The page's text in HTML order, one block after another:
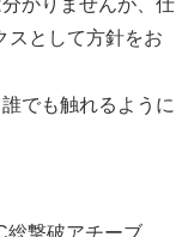
かりませんが、仕
スとして方針をお
でも触れるように
撃破アチーブ。